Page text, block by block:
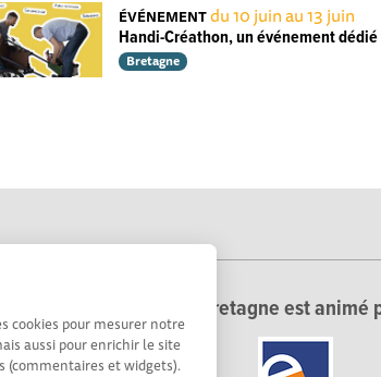
cookies pour mesurer notre
aussi pour enrichir le site
et widgets).
ÉVÉNEMENTdu 10 juin au 13 juin
Handi-Créathon, un événement
Bretagne
Echosciences Bretagne est